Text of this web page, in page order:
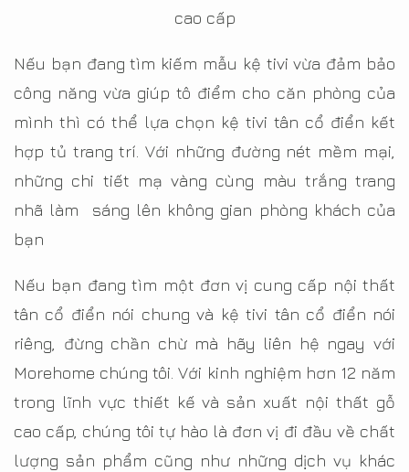
cao cấp
Nếu bạn đang tìm kiếm mẫu kệ tivi vừa đảm bảo
công năng vừa giúp tô điểm cho căn phòng của
mình thì có thể lựa chọn kệ tivi tân cổ điển kết
hợp tủ trang trí. Với những đường nét mềm mại,
những chi tiết mạ vàng cùng màu trắng trang
nhã làm sáng lên không gian phòng khách của
bạn
Nếu bạn đang tìm một đơn vị cung cấp nội thất
tân cổ điển nói chung và kệ tivi tân cổ điển nói
riêng, đừng chần chừ mà hãy liên hệ ngay với
Morehome chúng tôi. Với kinh nghiệm hơn 12 năm
trong lĩnh vực thiết kế và sản xuất nội thất gỗ
cao cấp, chúng tôi tự hào là đơn vị đi đầu về chất
lượng sản phẩm cũng như những dịch vụ khác